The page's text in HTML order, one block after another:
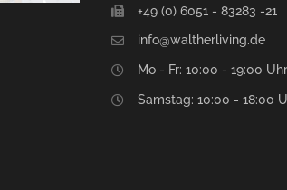
+49 (0) 6051 - 83283 -21
info@waltherliving.de
Mo - Fr: 10:00 - 19:00 Uhr
Samstag: 10:00 - 18:00